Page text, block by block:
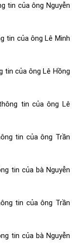
tin của ông Nguyễn
tin của ông Lê Minh
tin của ông Lê Hồng
tin của ông Lê
tin của ông Trần
tin của bà Nguyễn
tin của ông Trần
tin của bà Nguyễn